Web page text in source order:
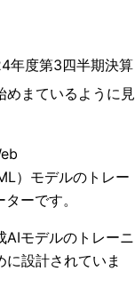
年度第3四半期決算
めまているように見
）モデルのトレー
ーです。
AIモデルのトレーニ
設計されていま